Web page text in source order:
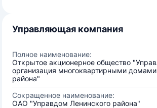
Управляющая компания
Полное наименование:
Открытое акционерное общество
организация многоквартирными
района"
Сокращенное наименование:
ОАО "Управдом Ленинского района"